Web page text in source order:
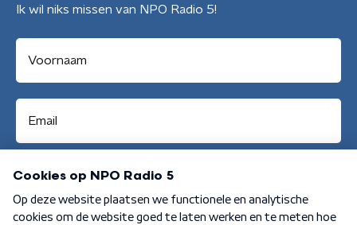
Ik wil niks missen van NPO Radio 5!
Aanmelden